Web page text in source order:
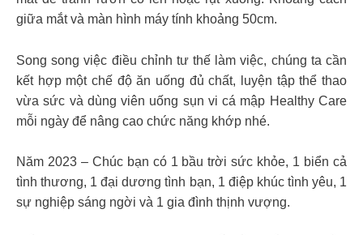
giữa mắt và màn hình máy tính khoảng 50cm.
Song song việc điều chỉnh tư thế làm việc, chúng ta cần
kết hợp một chế độ ăn uống đủ chất, luyện tập thể thao
vừa sức và dùng viên uống sụn vi cá mập Healthy Care
mỗi ngày để nâng cao chức năng khớp nhé.
Năm 2023 – Chúc bạn có 1 bầu trời sức khỏe, 1 biển cả
tình thương, 1 đại dương tình bạn, 1 điệp khúc tình yêu, 1
sự nghiệp sáng ngời và 1 gia đình thịnh vượng.